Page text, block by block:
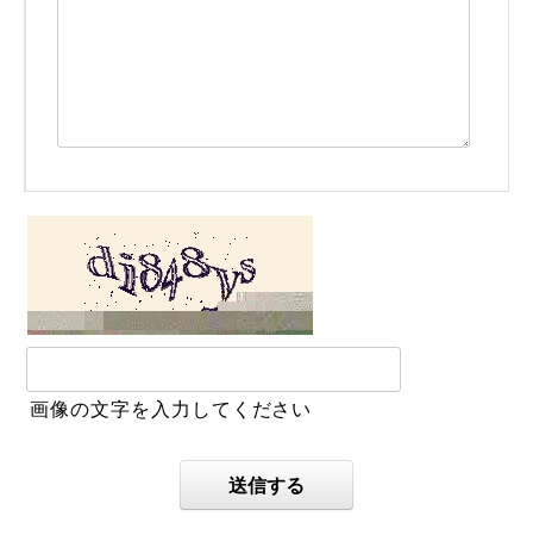
画像の文字を入力してください
送信する